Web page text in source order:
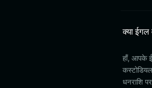
क्या ईगल
हाँ, आपके
धनराशि